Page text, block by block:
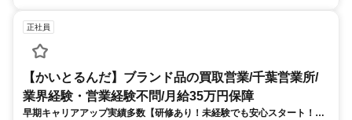
正社員
【かいとるんだ】ブランド品の買取営業/千葉営業所/
業界経験・営業経験不問/月給35万円保障
早期キャリアアップ実績多数【研修あり！未経験でも安心スタート！】